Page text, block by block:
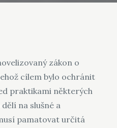
zákon o
cílem bylo ochránit
praktikami některých
na slušné a
pamatovat určitá